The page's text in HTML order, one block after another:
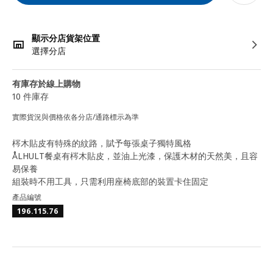
顯示分店貨架位置
選擇分店
有庫存於線上購物
10 件庫存
實際貨況與價格依各分店/通路標示為準
梣木貼皮有特殊的紋路，賦予每張桌子獨特風格
ÅLHULT餐桌有梣木貼皮，並油上光漆，保護木材的天然美，且容
易保養
組裝時不用工具，只需利用座椅底部的裝置卡住固定
產品編號
196.115.76